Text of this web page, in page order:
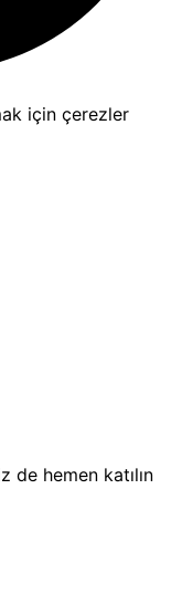
için çerezler
de hemen katılın